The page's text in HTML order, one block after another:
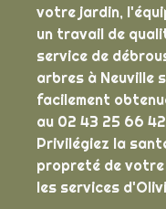
votre jardin,
un travail de
service de
arbres à Neuville
facilement
au 02 43 25 66
Privilégiez la
propreté de votre
les services